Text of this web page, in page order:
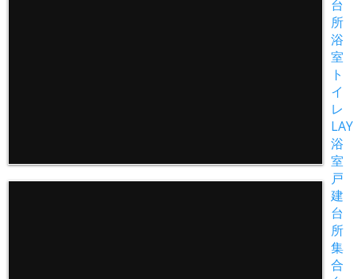
台
所
浴
室
ト
イ
レ
LAY
浴
室
戸
建
台
所
集
合